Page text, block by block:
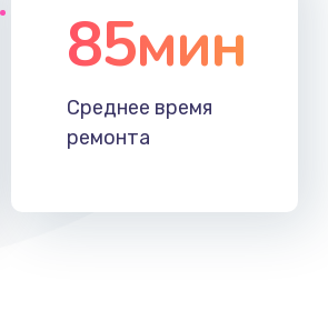
85мин
Среднее время
ремонта